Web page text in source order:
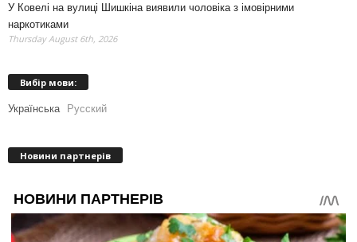
У Ковелі на вулиці Шишкіна виявили чоловіка з імовірними
наркотиками
Thursday August 6th, 2026
Вибір мови:
Українська Русский
Новини партнерів